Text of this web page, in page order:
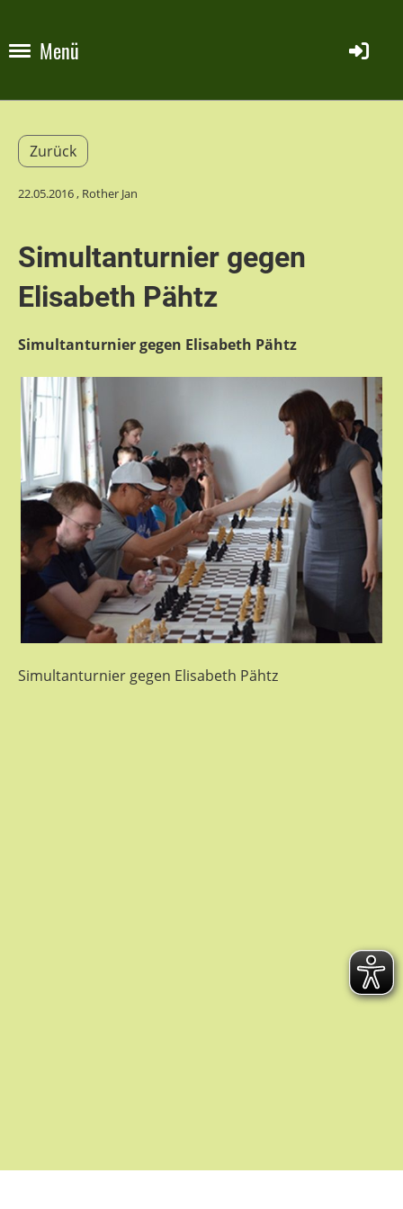
Menü
Zurück
22.05.2016, Rother Jan
Simultanturnier gegen
Elisabeth Pähtz
Simultanturnier gegen Elisabeth Pähtz
Simultanturnier gegen Elisabeth Pähtz